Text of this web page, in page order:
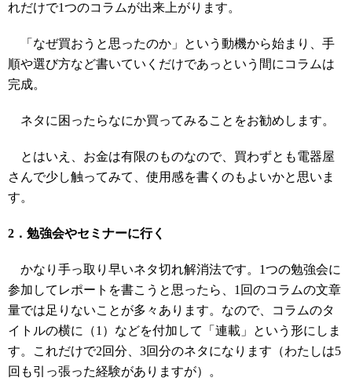
れだけで1つのコラムが出来上がります。
「なぜ買おうと思ったのか」という動機から始まり、手
順や選び方など書いていくだけであっという間にコラムは
完成。
ネタに困ったらなにか買ってみることをお勧めします。
とはいえ、お金は有限のものなので、買わずとも電器屋
さんで少し触ってみて、使用感を書くのもよいかと思いま
す。
2．勉強会やセミナーに行く
かなり手っ取り早いネタ切れ解消法です。1つの勉強会に
参加してレポートを書こうと思ったら、1回のコラムの文章
量では足りないことが多々あります。なので、コラムのタ
イトルの横に（1）などを付加して「連載」という形にしま
す。これだけで2回分、3回分のネタになります（わたしは5
回も引っ張った経験がありますが）。